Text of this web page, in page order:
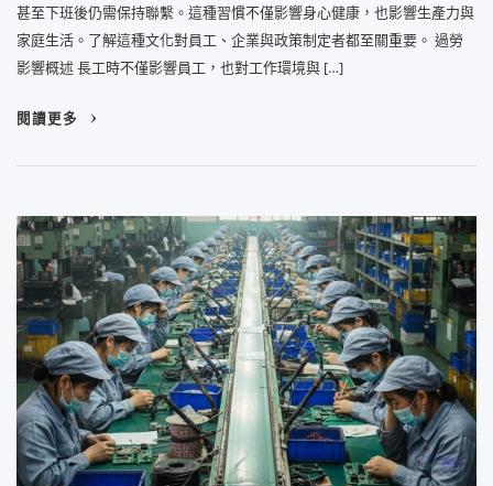
甚至下班後仍需保持聯繫。這種習慣不僅影響身心健康，也影響生產力與
家庭生活。了解這種文化對員工、企業與政策制定者都至關重要。 過勞
影響概述 長工時不僅影響員工，也對工作環境與 […]
閱讀更多